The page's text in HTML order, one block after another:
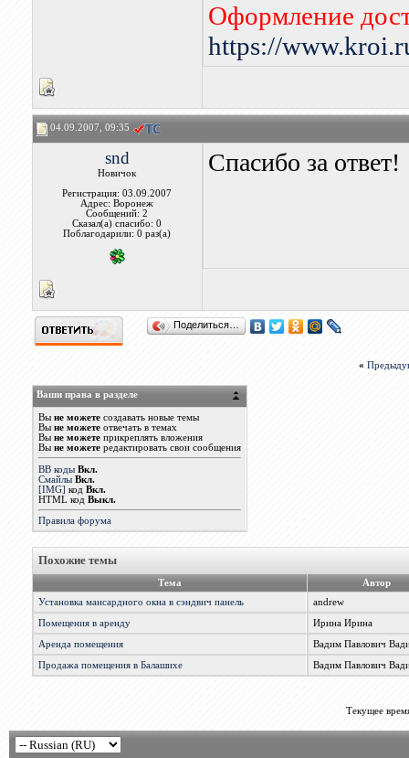
Оформление
https://
04.09.2007, 09:35
snd
Новичок
Регистрация: 03.09.2007
Адрес: Воронеж
Сообщений: 2
Сказал(а) спасибо: 0
Поблагодарили: 0 раз(а)
Спасибо за ответ!
Поделиться…
«
Ваши права в разделе
Вы не можетесоздавать новые темы
Вы не можетеотвечать в темах
Вы не можетеприкреплять вложения
Вы не можетередактировать свои сообщения
BB коды Вкл.
Смайлы Вкл.
[IMG] код Вкл.
HTML код Выкл.
Правила форума
Похожие темы
Тема
Автор
Установка мансардного окна в сэндвич панель
andrew
Помещения в аренду Ирина Ирина
Аренда помещения Вадим Павлович
Продажа помещения в Балашихе Вадим Павлович
Текущее